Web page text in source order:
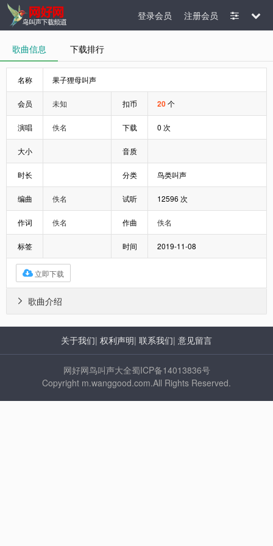
注册会员
登录会员
歌曲信息 下载排行
名称 果子狸母叫声
会员 未知 扣币 20个
演唱 佚名 下载 0 次
大小 音质
时长 分类 鸟类叫声
编曲 佚名 试听 12596 次
作词 佚名 作曲 佚名
标签 时间 2019-11-08
立即下载
歌曲介绍

关于我们| 权利声明| 联系我们| 意见留言
网好网鸟叫声大全蜀ICP备14013836号
Copyright m.wanggood.com.All Rights Reserved.